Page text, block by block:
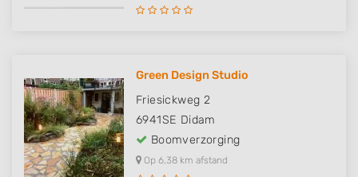
Green Design Studio
Friesickweg 2
6941SE Didam
Boomverzorging
Op 6,38 km afstand